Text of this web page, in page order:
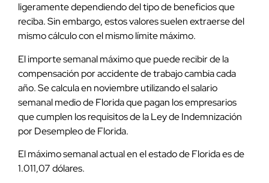
ligeramente dependiendo del tipo de beneficios que
reciba. Sin embargo, estos valores suelen extraerse del
mismo cálculo con el mismo límite máximo.
El importe semanal máximo que puede recibir de la
compensación por accidente de trabajo cambia cada
año. Se calcula en noviembre utilizando el salario
semanal medio de Florida que pagan los empresarios
que cumplen los requisitos de la Ley de Indemnización
por Desempleo de Florida.
El máximo semanal actual en el estado de Florida es de
1.011,07 dólares.